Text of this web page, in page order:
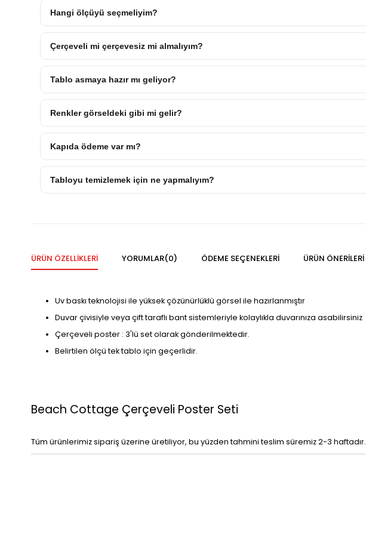
Hangi ölçüyü seçmeliyim?
Çerçeveli mi çerçevesiz mi almalıyım?
Tablo asmaya hazır mı geliyor?
Renkler görseldeki gibi mi gelir?
Kapıda ödeme var mı?
Tabloyu temizlemek için ne yapmalıyım?
ÜRÜN ÖZELLIKLERI YORUMLAR(0) ÖDEME SEÇENEKLERI ÜRÜN ÖNERILERI
Uv baskı teknolojisi ile yüksek çözünürlüklü görsel ile hazırlanmıştır
Duvar çivisiyle veya çift taraflı bant sistemleriyle kolaylıkla duvarınıza asabilirsiniz
Çerçeveli poster : 3'lü set olarak gönderilmektedir.
Belirtilen ölçü tek tablo için geçerlidir.
Beach Cottage Çerçeveli Poster Seti
Tüm ürünlerimiz sipariş üzerine üretiliyor, bu yüzden tahmini teslim süremiz 2-3 haftadır.